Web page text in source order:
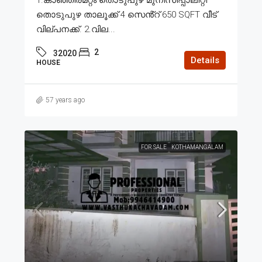
തൊടുപുഴ താലൂക്ക് 4 സെൻ്റ് 650 SQFT വീട്
വില്പനക്ക്. 2.വില...
32020 2
HOUSE Details
57 years ago
FOR SALE KOTHAMANGALAM